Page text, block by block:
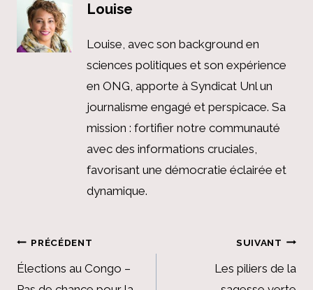
Louise
Louise, avec son background en
sciences politiques et son expérience
en ONG, apporte à Syndicat Unl un
journalisme engagé et perspicace. Sa
mission : fortifier notre communauté
avec des informations cruciales,
favorisant une démocratie éclairée et
dynamique.
Navigation
de
PRÉCÉDENT
Élections au Congo –
SUIVANT
Les piliers de la